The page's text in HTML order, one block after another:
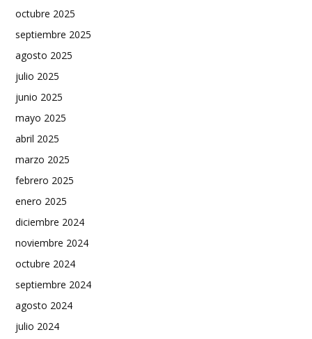
octubre 2025
septiembre 2025
agosto 2025
julio 2025
junio 2025
mayo 2025
abril 2025
marzo 2025
febrero 2025
enero 2025
diciembre 2024
noviembre 2024
octubre 2024
septiembre 2024
agosto 2024
julio 2024